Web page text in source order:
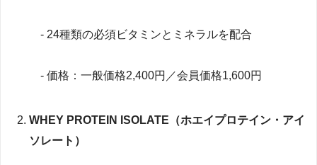
- 24種類の必須ビタミンとミネラルを配合
- 価格：一般価格2,400円／会員価格1,600円
WHEY PROTEIN ISOLATE（ホエイプロテイン・アイ
ソレート）